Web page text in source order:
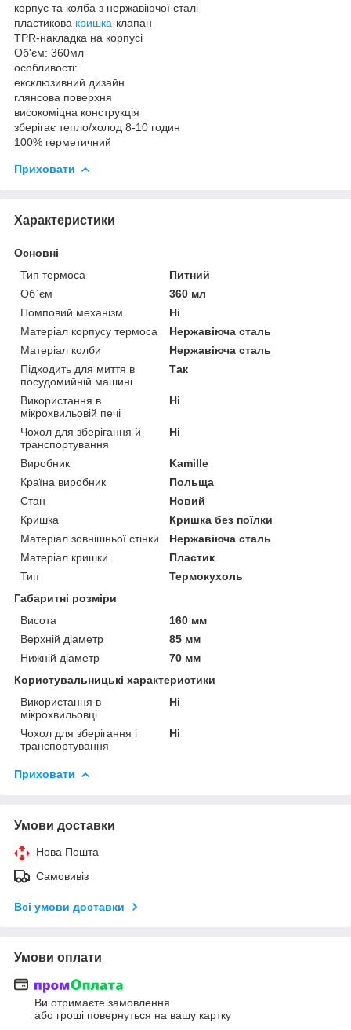
корпус та колба з нержавіючої сталі
пластикова кришка-клапан
TPR-накладка на корпусі
Об'єм: 360мл
особливості:
ексклюзивний дизайн
глянсова поверхня
високоміцна конструкція
зберігає тепло/холод 8-10 годин
100% герметичний
Приховати
Характеристики
Основні
Тип термоса
Питний
Об`єм
360 мл
Помповий механізм
Ні
Матеріал корпусу термоса
Нержавіюча сталь
Матеріал колби
Нержавіюча сталь
Підходить для миття в
посудомийній машині
Так
Використання в
мікрохвильовій печі
Ні
Чохол для зберігання й
транспортування
Ні
Виробник
Kamille
Країна виробник
Польща
Стан
Новий
Кришка
Кришка без поїлки
Матеріал зовнішньої стінки
Нержавіюча сталь
Матеріал кришки
Пластик
Тип
Термокухоль
Габаритні розміри
Висота
160 мм
Верхній діаметр
85 мм
Нижній діаметр
70 мм
Користувальницькі характеристики
Використання в
мікрохвильовці
Ні
Чохол для зберігання і
транспортування
Ні
Приховати
Умови доставки
Нова Пошта
Самовивіз
Всі умови доставки
Умови оплати
Ви отримаєте замовлення
або гроші повернуться на вашу картку